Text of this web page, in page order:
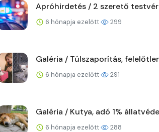
Apróhirdetés / 2 szerető
6 hónapja ezelőtt 299
Galéria / Túlszaporítás,
6 hónapja ezelőtt 291
Galéria / Kutya, adó 1%
6 hónapja ezelőtt 288